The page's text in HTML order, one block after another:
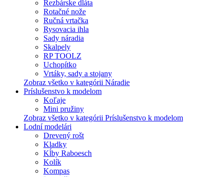
Rezbárske dláta
Rotačné nože
Ručná vrtačka
Rysovacia ihla
Sady náradia
Skalpely
RP TOOLZ
Uchopítko
Vrtáky, sady a stojany
Zobraz všetko v kategórii Náradie
Príslušenstvo k modelom
Koľaje
Mini pružiny
Zobraz všetko v kategórii Príslušenstvo k modelom
Lodní modelári
Drevený rošt
Kladky
Kĺby Raboesch
Kolík
Kompas